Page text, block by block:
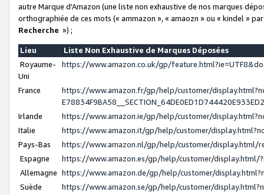
autre Marque d'Amazon (une liste non exhaustive de nos marques
orthographiée de ces mots (« ammazon », « amaozn » ou « kindel »
Recherche ») ;
Lieu
Liste Non Exhaustive de Marques Déposées
Royaume-
Uni
https://www.amazon.co.uk/gp/
France
https://www.amazon.fr/gp/help/customer/
Irlande
https://www.amazon.ie/gp/help/customer/
Italie
https://www.amazon.it/gp/help/customer/
Pays-Bas
https://www.amazon.nl/gp/help/customer/display.html/
Espagne
https://www.amazon.es/gp/help/customer/display.html/
Allemagne https://www.amazon.de/gp/help/customer/
Suède
https://www.amazon.se/gp/help/customer/